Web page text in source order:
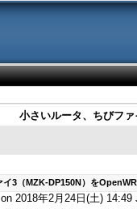
小さいルータ、ちびフ
イ3（MZK-DP150N）を
2018年2月24日(土) 14:49